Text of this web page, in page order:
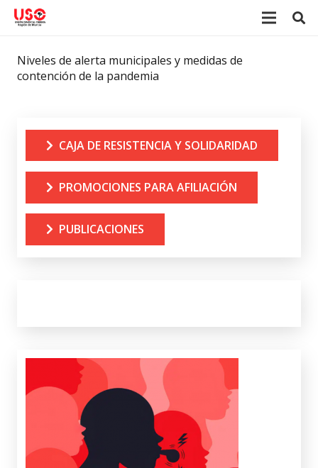
Niveles de alerta municipales y medidas de
contención de la pandemia
CAJA DE RESISTENCIA Y SOLIDARIDAD
PROMOCIONES PARA AFILIACIÓN
PUBLICACIONES